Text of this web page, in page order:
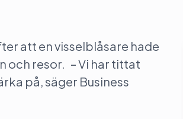
att en visselblåsare hade
resor. – Vi har tittat
på, säger Business